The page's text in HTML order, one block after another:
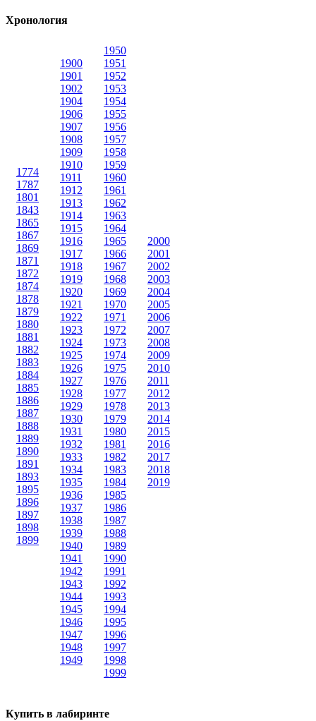
Хронология
1774
1787
1801
1843
1865
1867
1869
1871
1872
1874
1878
1879
1880
1881
1882
1883
1884
1885
1886
1887
1888
1889
1890
1891
1893
1895
1896
1897
1898
1899
1900
1901
1902
1904
1906
1907
1908
1909
1910
1911
1912
1913
1914
1915
1916
1917
1918
1919
1920
1921
1922
1923
1924
1925
1926
1927
1928
1929
1930
1931
1932
1933
1934
1935
1936
1937
1938
1939
1940
1941
1942
1943
1944
1945
1946
1947
1948
1949
1950
1951
1952
1953
1954
1955
1956
1957
1958
1959
1960
1961
1962
1963
1964
1965
1966
1967
1968
1969
1970
1971
1972
1973
1974
1975
1976
1977
1978
1979
1980
1981
1982
1983
1984
1985
1986
1987
1988
1989
1990
1991
1992
1993
1994
1995
1996
1997
1998
1999
2000
2001
2002
2003
2004
2005
2006
2007
2008
2009
2010
2011
2012
2013
2014
2015
2016
2017
2018
2019
Купить в лабиринте